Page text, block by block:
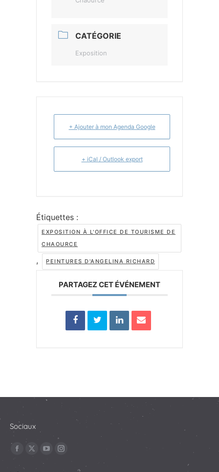
CATÉGORIE
Exposition
+ Ajouter à mon Agenda Google
+ iCal / Outlook export
Étiquettes :
EXPOSITION À L'OFFICE DE TOURISME DE
CHAOURCE
, PEINTURES D'ANGELINA RICHARD
PARTAGEZ CET ÉVÉNEMENT
Sociaux
Trouvez nous sur :
La
page
La
La